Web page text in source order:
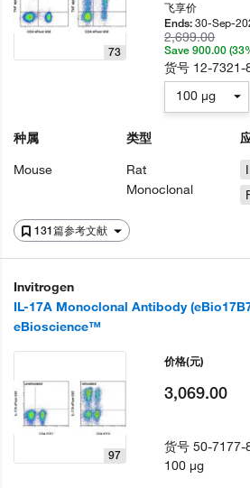
131篇参考文献
73
种属
Mouse
类型
Rat
Monoclonal
飞享价
Ends:30-Sep-
2,699.00
Save 900.00
货号 12-7321-
100 µg
Invitrogen
IL-17A Monoclonal Antibody
eBioscience™
97
价格(元)
3,069.00
货号50-7177-
100 µg